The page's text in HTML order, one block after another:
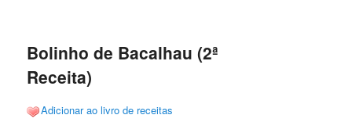
Bolinho de Bacalhau (2ª
Receita)
Adicionar ao livro de receitas